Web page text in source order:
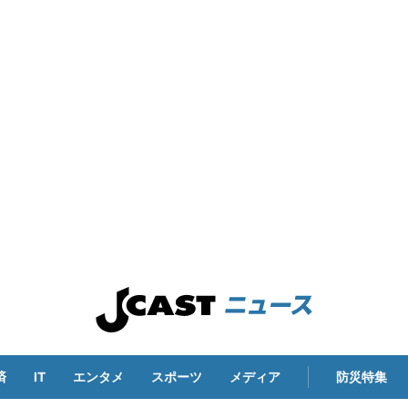
IT エンタメ スポーツ メディア 防災特集